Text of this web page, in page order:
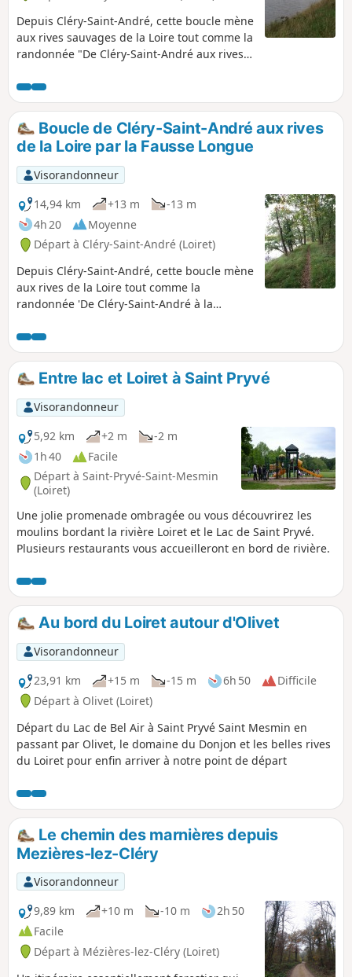
Depuis Cléry-Saint-André, cette boucle mène
aux rives sauvages de la Loire tout comme la
randonnée "De Cléry-Saint-André aux rives
emprunte le GR®655 Est plus à l'Ouest. Elle
offre de belles vues sur la Loire et permet
d'apprécier la richesse végétale et
faunistique de ses rives et de ses îles.
Boucle de Cléry-Saint-André aux rives
de la Loire par la Fausse Longue
Visorandonneur
14,94 km
+13 m
-13 m
4h 20
Moyenne
Départ à Cléry-Saint-André (Loiret)
Depuis Cléry-Saint-André, cette boucle mène
aux rives de la Loire tout comme la
randonnée 'De Cléry-Saint-André à la
est plus courte. Elle offre de belles vues sur
la Loire et permet d'apprécier la richesse
végétale et faunistique de ses rives et de ses
îles. Entre lac et Loiret à Saint Pryvé
Visorandonneur
5,92 km
+2 m
-2 m
1h 40
Facile
Départ à Saint-Pryvé-Saint-Mesmin
(Loiret)
Une jolie promenade ombragée ou vous découvrirez les
moulins bordant la rivière Loiret et le Lac de Saint Pryvé.
Plusieurs restaurants vous accueilleront en bord de rivière.
Au bord du Loiret autour d'Olivet
Visorandonneur
23,91 km
+15 m -15 m 6h 50
Difficile
Départ à Olivet (Loiret)
Départ du Lac de Bel Air à Saint Pryvé Saint Mesmin en
passant par Olivet, le domaine du Donjon et les belles rives
du Loiret pour enfin arriver à notre point de départ
Le chemin des marnières depuis
Mezières-lez-Cléry
Visorandonneur
9,89 km
+10 m -10 m
2h 50
Facile
Départ à Mézières-lez-Cléry (Loiret)